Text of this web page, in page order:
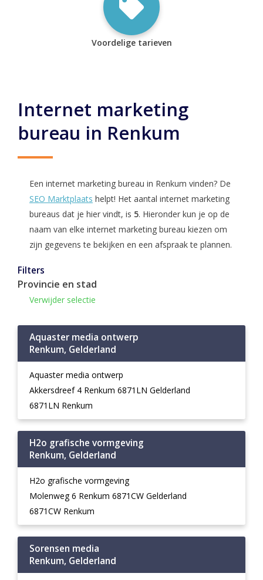
Voordelige tarieven
Internet marketing
bureau in Renkum
Een internet marketing bureau in Renkum vinden? De
SEO Marktplaats helpt! Het aantal internet marketing
bureaus dat je hier vindt, is 5. Hieronder kun je op de
naam van elke internet marketing bureau kiezen om
zijn gegevens te bekijken en een afspraak te plannen.
Filters
Provincie en stad
Verwijder selectie
Aquaster media ontwerp
Renkum, Gelderland
Aquaster media ontwerp
Akkersdreef 4 Renkum 6871LN Gelderland
6871LN Renkum
H2o grafische vormgeving
Renkum, Gelderland
H2o grafische vormgeving
Molenweg 6 Renkum 6871CW Gelderland
6871CW Renkum
Sorensen media
Renkum, Gelderland